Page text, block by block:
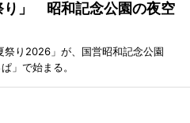
り」 昭和記念公園の夜空
り2026」が、国営昭和記念公園
」で始まる。